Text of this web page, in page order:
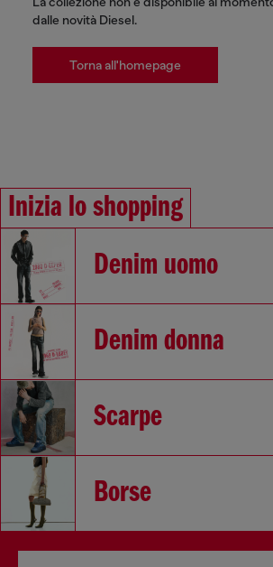
dalle novità Diesel.
Torna all'homepage
Inizia lo shopping
Denim uomo
Denim donna
Scarpe
Borse